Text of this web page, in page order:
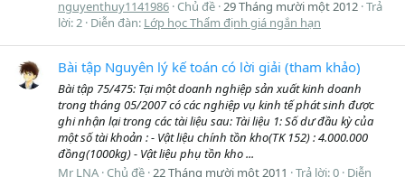
nguyenthuy1141986 Chủ đề 29 Tháng mười một 2012 Trả
lời: 2 Diễn đàn: Lớp học Thẩm định giá ngắn hạn
Bài tập Nguyên lý kế toán có lời giải (tham khảo)
Bài tập 75/475: Tại một doanh nghiệp sản xuất kinh doanh
trong tháng 05/2007 có các nghiệp vụ kinh tế phát sinh được
ghi nhận lại trong các tài liệu sau: Tài liệu 1: Số dư đầu kỳ của
một số tài khoản : - Vật liệu chính tồn kho(TK 152) : 4.000.000
đồng(1000kg) - Vật liệu phụ tồn kho ...
Mr LNA Chủ đề 22 Tháng mười một 2011 Trả lời: 0 Diễn